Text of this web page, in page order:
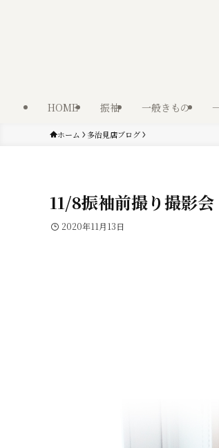
HOME 振袖 一般きもの
ホーム 多治見店ブログ
11/8振袖前撮り撮影会
2020年11月13日